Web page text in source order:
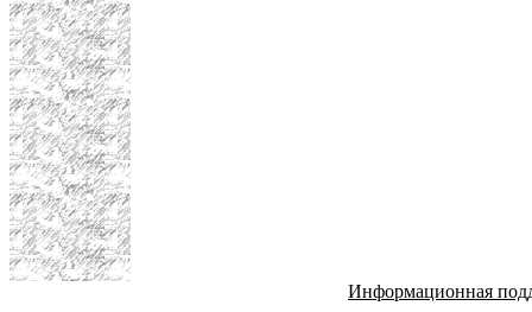
Информационная